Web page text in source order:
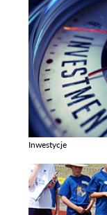
Inwestycje